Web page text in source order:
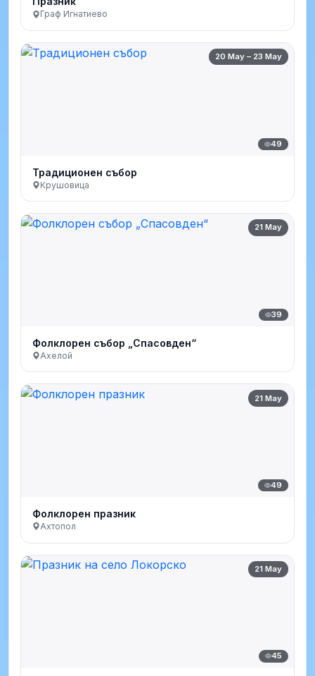
Граф Игнатиево
20 May – 23 May
49
Традиционен събор
Крушовица
21 May
39
Фолклорен събор „Спасовден“
Ахелой
21 May
49
Фолклорен празник
Ахтопол
21 May
45